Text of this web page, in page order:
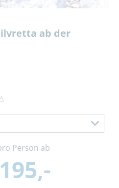
ab der
Person ab